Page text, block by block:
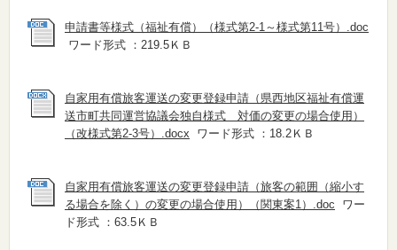
申請書等様式（福祉有償）（様式第2‐1～様式第11号）.doc
ワード形式 ：219.5ＫＢ
自家用有償旅客運送の変更登録申請（県西地区福祉有償運
送市町共同運営協議会独自様式 対価の変更の場合使用）
（改様式第2‐3号）.docx ワード形式 ：18.2ＫＢ
自家用有償旅客運送の変更登録申請（旅客の範囲（縮小す
る場合を除く）の変更の場合使用）（関東案1）.doc ワー
ド形式 ：63.5ＫＢ